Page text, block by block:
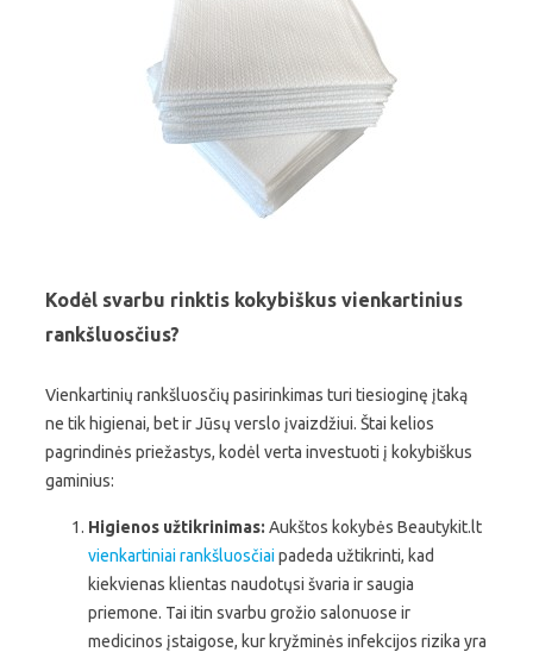
Kodėl svarbu rinktis kokybiškus vienkartinius
rankšluosčius?
Vienkartinių rankšluosčių pasirinkimas turi tiesioginę įtaką
ne tik higienai, bet ir Jūsų verslo įvaizdžiui. Štai kelios
pagrindinės priežastys, kodėl verta investuoti į kokybiškus
gaminius:
Higienos užtikrinimas: Aukštos kokybės Beautykit.lt
vienkartiniai rankšluosčiaipadeda užtikrinti, kad
kiekvienas klientas naudotųsi švaria ir saugia
priemone. Tai itin svarbu grožio salonuose ir
medicinos įstaigose, kur kryžminės infekcijos rizika yra